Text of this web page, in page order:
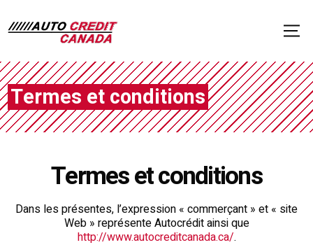
Termes et conditions
Termes et conditions
Dans les présentes, l’expression « commerçant » et « site
Web » représente Autocrédit ainsi que
http://www.autocreditcanada.ca/.